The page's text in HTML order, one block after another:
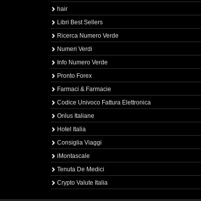
hair
Libri Best Sellers
Ricerca Numero Verde
Numeri Verdi
Info Numero Verde
Pronto Forex
Farmaci & Farmacie
Codice Univoco Fattura Elettronica
Onlus Italiane
Hotel Italia
Consiglia Viaggi
iMontascale
Tenuta De Medici
Crypto Valute Italia